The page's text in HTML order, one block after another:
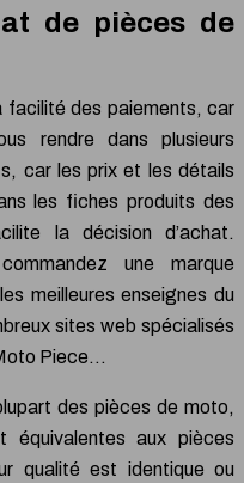
de pièces de
facilité des paiements, car
rendre dans plusieurs
car les prix et les détails
les fiches produits des
la décision d’achat.
une marque
meilleures enseignes du
sites web spécialisés
Piece…
des pièces de moto,
équivalentes aux pièces
qualité est identique ou